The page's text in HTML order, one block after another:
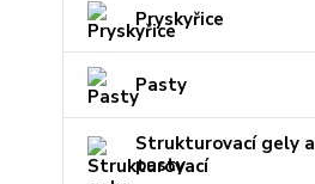
Pryskyřice
Pasty
Strukturovací gely a
pasty